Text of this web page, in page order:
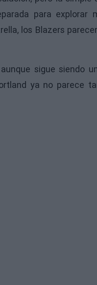
para explorar
los Blazers
sigue siendo
ya no parece